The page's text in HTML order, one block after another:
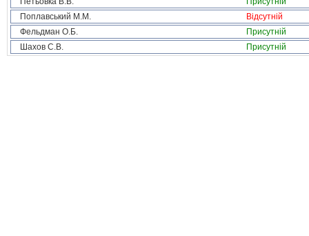
Поплавський М.М.
Відсутній
Фельдман О.Б.
Присутній
Шахов С.В.
Присутній